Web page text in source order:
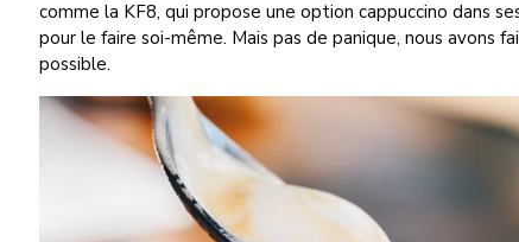
comme la KF8, qui propose une option cappuccino dans
pour le faire soi-même. Mais pas de panique, nous avons
possible.